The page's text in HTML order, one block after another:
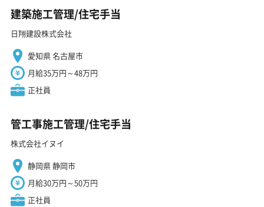
建築施工管理/住宅手当
日翔建設株式会社
愛知県 名古屋市
月給35万円～48万円
正社員
管工事施工管理/住宅手当
株式会社イヌイ
静岡県 静岡市
月給30万円～50万円
正社員